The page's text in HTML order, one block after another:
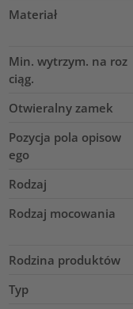
Materiał
Min. wytrzym. na roz
ciąg.
Otwieralny zamek
Pozycja pola opisow
ego
Rodzaj
Rodzaj mocowania
Rodzina produktów
Typ